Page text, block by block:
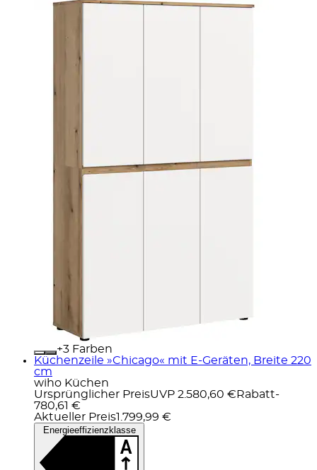
+
Farben
Küchenzeile »Chicago« mit E-Geräten, Breite 220
cm
wiho Küchen
Ursprünglicher PreisUVP 2.580,60 € Rabatt-
780,61 €
Aktueller Preis1.799,99 €
Energieeffizienzklasse